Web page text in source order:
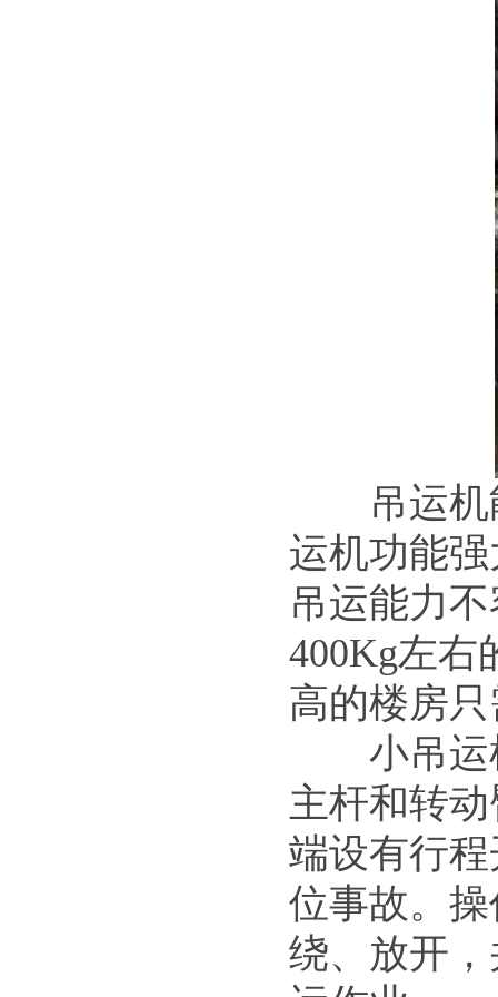
吊运机能
运机功能
吊运能力
400Kg左右
高的楼房
小吊运机
主杆和转
端设有行
位事故。
绕、放开